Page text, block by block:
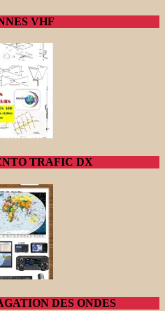
VHF
TRAFIC DX
DES ONDES